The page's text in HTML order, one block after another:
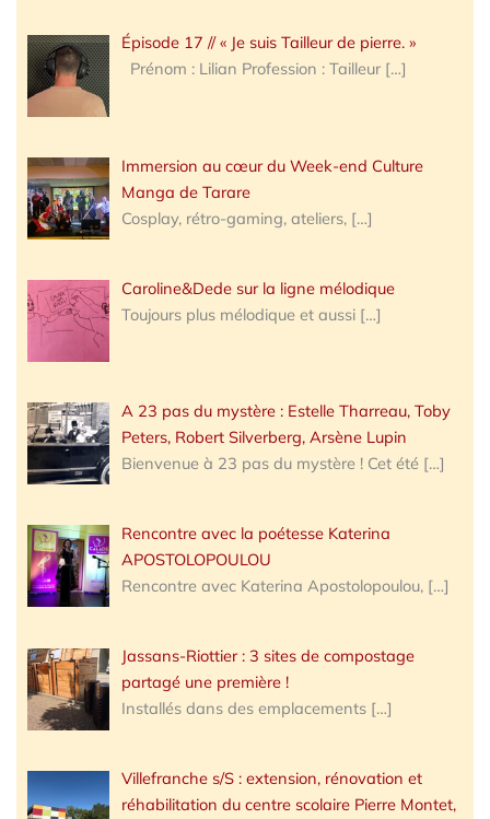
Épisode 17 // « Je suis Tailleur de pierre. »
Prénom : Lilian Profession : Tailleur […]
Immersion au cœur du Week-end Culture
Manga de Tarare
Cosplay, rétro-gaming, ateliers, […]
Caroline&Dede sur la ligne mélodique
Toujours plus mélodique et aussi […]
A 23 pas du mystère : Estelle Tharreau, Toby
Peters, Robert Silverberg, Arsène Lupin
Bienvenue à 23 pas du mystère ! Cet été […]
Rencontre avec la poétesse Katerina
APOSTOLOPOULOU
Rencontre avec Katerina Apostolopoulou, […]
Jassans-Riottier : 3 sites de compostage
partagé une première !
Installés dans des emplacements […]
Villefranche s/S : extension, rénovation et
réhabilitation du centre scolaire Pierre Montet,